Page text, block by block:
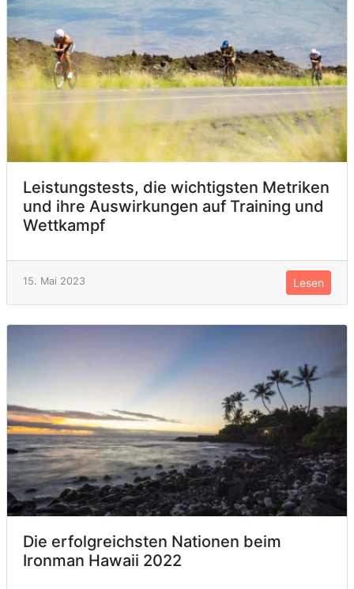
Leistungstests, die wichtigsten Metriken
und ihre Auswirkungen auf Training und
Wettkampf
15. Mai 2023 Lesen
Die erfolgreichsten Nationen beim
Ironman Hawaii 2022